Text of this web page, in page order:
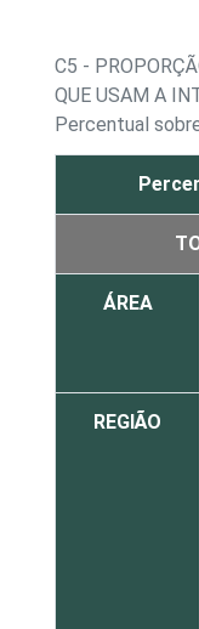
C5 -
QUE USAM A
Percentual
ÁREA
REGIÃO